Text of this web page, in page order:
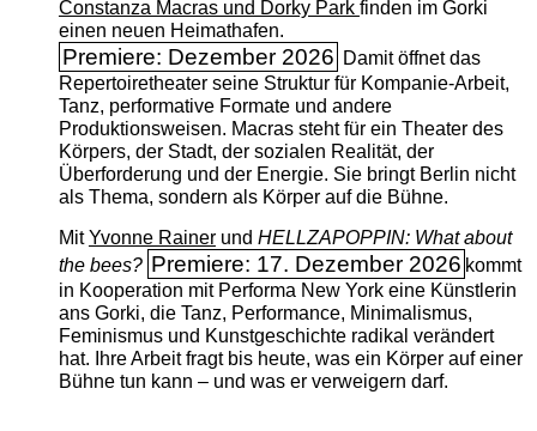
Constanza Macras und Dorky Park finden im Gorki
einen neuen Heimathafen.
Premiere: Dezember 2026 Damit öffnet das
Repertoiretheater seine Struktur für Kompanie-Arbeit,
Tanz, performative Formate und andere
Produktionsweisen. Macras steht für ein Theater des
Körpers, der Stadt, der sozialen Realität, der
Überforderung und der Energie. Sie bringt Berlin nicht
als Thema, sondern als Körper auf die Bühne.
MitYvonne Rainerund HELLZAPOPPIN: What about
the bees? Premiere: 17. Dezember 2026 kommt
in Kooperation mit Performa New York eine Künstlerin
ans Gorki, die Tanz, Performance, Minimalismus,
Feminismus und Kunstgeschichte radikal verändert
hat. Ihre Arbeit fragt bis heute, was ein Körper auf einer
Bühne tun kann – und was er verweigern darf.